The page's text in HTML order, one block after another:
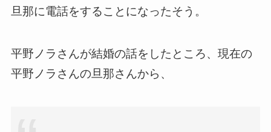
旦那に電話をすることになったそう。
平野ノラさんが結婚の話をしたところ、現在の
平野ノラさんの旦那さんから、